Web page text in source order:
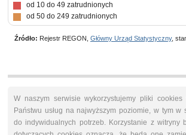
od 10 do 49 zatrudnionych
od 50 do 249 zatrudnionych
Źródło: Rejestr REGON, Główny Urząd Statystyczny,
W naszym serwisie wykorzystujemy pliki
Państwu usług na najwyższym poziomie, w tym w
do indywidualnych potrzeb. Korzystanie z witryny